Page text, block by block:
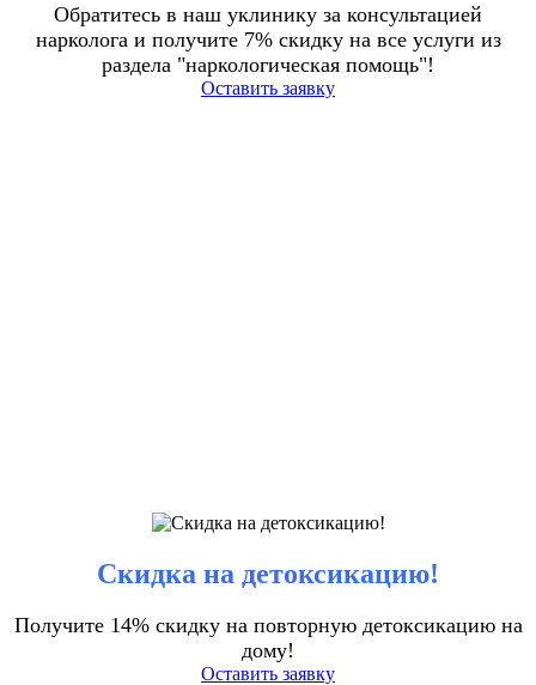
Обратитесь в наш уклинику за консультацией
нарколога и получите 7% скидку на все услуги из
раздела "наркологическая помощь"!
Оставить заявку
Скидка на детоксикацию!
Получите 14% скидку на повторную детоксикацию на
дому!
Оставить заявку